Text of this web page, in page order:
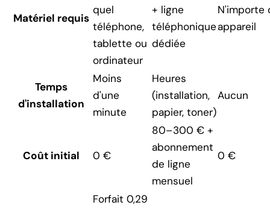
Matériel requis
quel
téléphone,
tablette ou
ordinateur
+ ligne
téléphonique
dédiée
N'importe
appareil
Temps
d'installation
Moins
d'une
minute
Heures
(installation,
papier, toner)
Aucun
Coût initial 0 €
80–300 € +
abonnement
de ligne
mensuel
0 €
Forfait 0,29